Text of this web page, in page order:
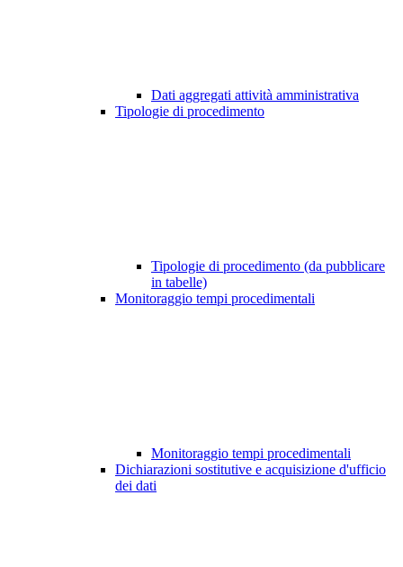
Dati aggregati attività amministrativa
Tipologie di procedimento
Tipologie di procedimento (da pubblicare
in tabelle)
Monitoraggio tempi procedimentali
Monitoraggio tempi procedimentali
Dichiarazioni sostitutive e acquisizione d'ufficio
dei dati